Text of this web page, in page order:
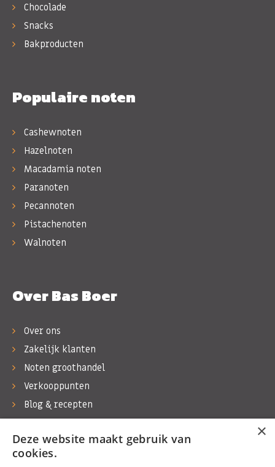
Chocolade
Snacks
Bakproducten
Populaire noten
Cashewnoten
Hazelnoten
Macadamia noten
Paranoten
Pecannoten
Pistachenoten
Walnoten
Over Bas Boer
Over ons
Zakelijk klanten
Noten groothandel
Verkooppunten
Blog & recepten
Werken bij Bas Boer Noten
Contact
×
Deze website maakt gebruik van
cookies.